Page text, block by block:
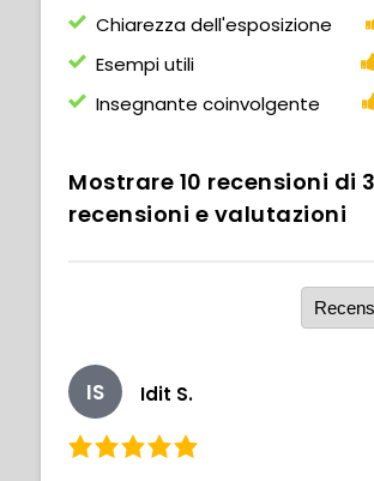
Chiarezza dell'esposizione
Esempi utili
Insegnante coinvolgente
Mostrare 10 recensioni di
recensioni e valutazioni
IS Idit S.